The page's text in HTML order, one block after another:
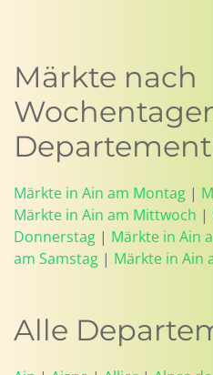
Märkte nach
Märkte in Ain am Montag |
Märkte in Ain am Mittwoch |
Donnerstag | Märkte in Ain
am Samstag | Märkte in Ain
Alle